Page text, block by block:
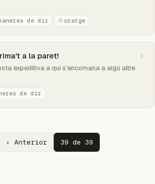
de dir oratge
a la paret!
expeditiva a qui s'encomana a algú altre
de dir
‹ Anterior 39 de 39